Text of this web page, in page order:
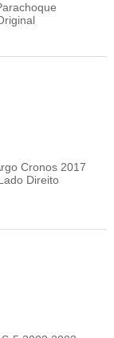
Cronos 2017
Direito